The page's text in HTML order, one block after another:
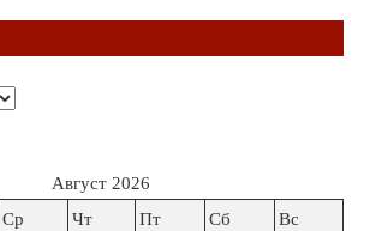
Август 2026
Ср Чт Пт Сб Вс